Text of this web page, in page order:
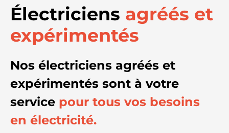
Électriciens agréés et
expérimentés
Nos électriciens agréés et
expérimentés sont à votre
service pour tous vos besoins
en électricité.